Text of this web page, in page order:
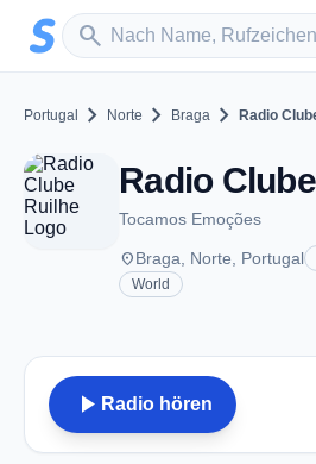
Zum Hauptinhalt springen
search
Sender suchen
Portugal chevron_right Norte chevron_right Braga chevron_right Radio
Tocamos Emoções
placeBraga, Norte, Portugal
World
play_arrow Radio hören